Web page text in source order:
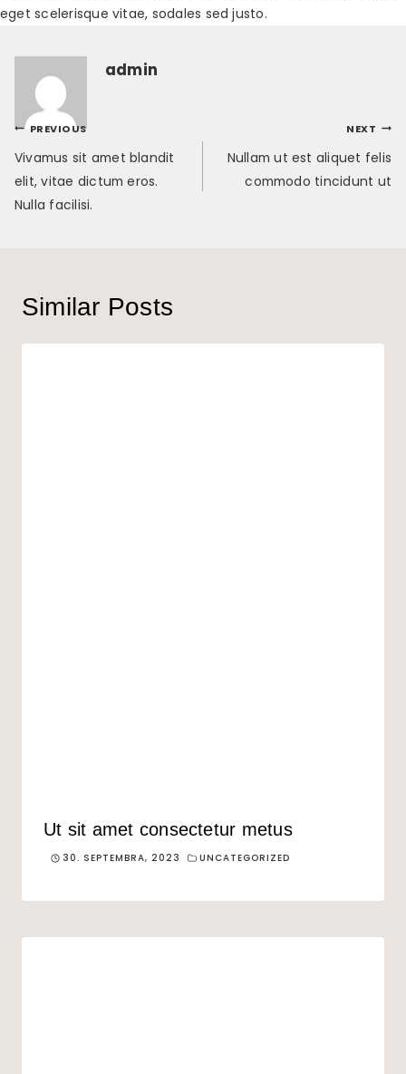
eget scelerisque vitae, sodales sed justo.
admin
Navigacija
prispevka
PREVIOUS
Vivamus sit amet blandit
elit, vitae dictum eros.
Nulla facilisi.
NEXT
Nullam ut est aliquet felis
commodo tincidunt ut
Similar Posts
Ut sit amet consectetur metus
30. SEPTEMBRA, 2023 UNCATEGORIZED